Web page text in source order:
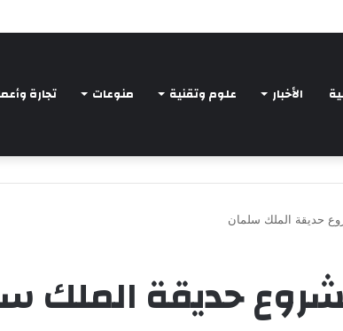
Intelligent Agents in AI: Revolutionizing Technology and
الأخبار علوم وتقنية منوعات تجارة
حديقة الملك سلمان
حديقة الملك